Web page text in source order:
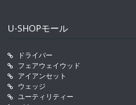
U-SHOPモール
ドライバー
フェアウェイウッド
アイアンセット
ウェッジ
ユーティリティー